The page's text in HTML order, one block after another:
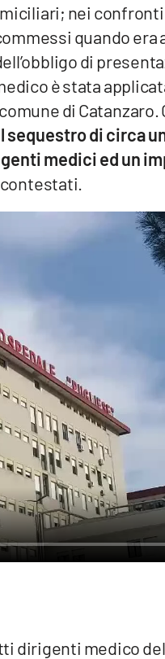
nei confronti
quando era
di
è stata
di Catanzaro.
sequestro di circa
medici ed un
dirigenti medico